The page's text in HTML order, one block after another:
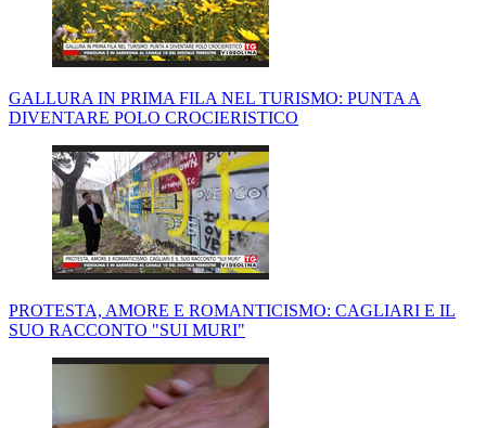
GALLURA IN PRIMA FILA NEL TURISMO: PUNTA A
DIVENTARE POLO CROCIERISTICO
PROTESTA, AMORE E ROMANTICISMO: CAGLIARI E IL
SUO RACCONTO "SUI MURI"